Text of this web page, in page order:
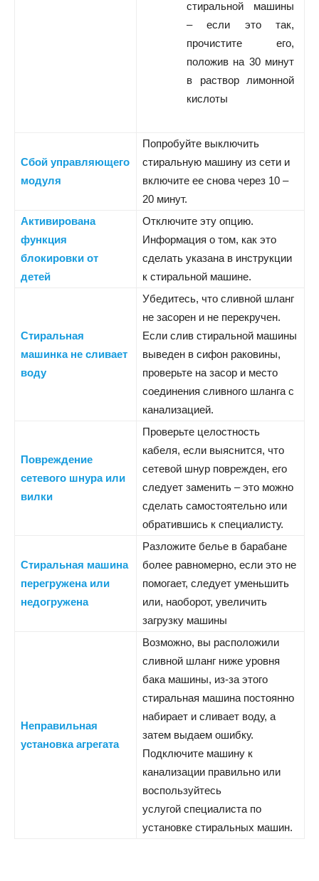
стиральной машины
– если это так,
прочистите его,
положив на 30 минут
в раствор лимонной
кислоты
Сбой управляющего
модуля
Попробуйте выключить
стиральную машину из сети и
включите ее снова через 10 –
20 минут.
Активирована
функция
блокировки от
детей
Отключите эту опцию.
Информация о том, как это
сделать указана в инструкции
к стиральной машине.
Стиральная
машинка не сливает
воду
Убедитесь, что сливной шланг
не засорен и не перекручен.
Если слив стиральной машины
выведен в сифон раковины,
проверьте на засор и место
соединения сливного шланга с
канализацией.
Повреждение
сетевого шнура или
вилки
Проверьте целостность
кабеля, если выяснится, что
сетевой шнур поврежден, его
следует заменить – это можно
сделать самостоятельно или
обратившись к специалисту.
Стиральная машина
перегружена или
недогружена
Разложите белье в барабане
более равномерно, если это не
помогает, следует уменьшить
или, наоборот, увеличить
загрузку машины
Неправильная
установка агрегата
Возможно, вы расположили
сливной шланг ниже уровня
бака машины, из-за этого
стиральная машина постоянно
набирает и сливает воду, а
затем выдаем ошибку.
Подключите машину к
канализации правильно или
воспользуйтесь
услугой специалиста по
установке стиральных машин.